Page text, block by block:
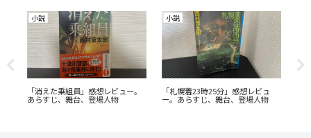
小説
「消えた乗組員」感想レビュー。
あらすじ、舞台、登場人物
小説
「札幌着23時25分」感想レビュ
ー。あらすじ、舞台、登場人物